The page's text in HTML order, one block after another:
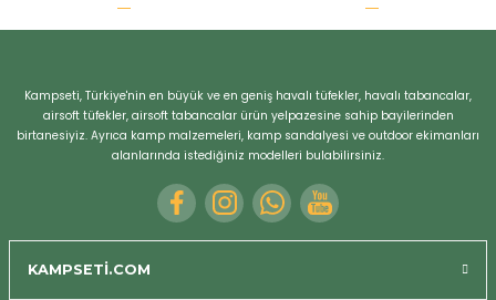
Kampseti, Türkiye'nin en büyük ve en geniş havalı tüfekler, havalı tabancalar,
airsoft tüfekler, airsoft tabancalar ürün yelpazesine sahip bayilerinden
birtanesiyiz. Ayrıca kamp malzemeleri, kamp sandalyesi ve outdoor ekimanları
alanlarında istediğiniz modelleri bulabilirsiniz.
KAMPSETİ.COM